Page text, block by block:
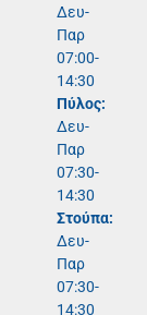
Δευ-
Παρ
07:00-
14:30
Πύλος:
Δευ-
Παρ
07:30-
14:30
Στούπα:
Δευ-
Παρ
07:30-
14:30